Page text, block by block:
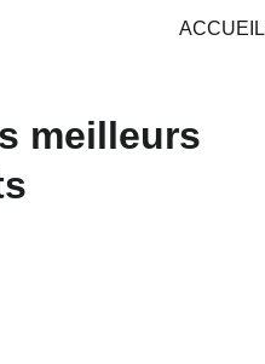
ACCUEIL
meilleurs